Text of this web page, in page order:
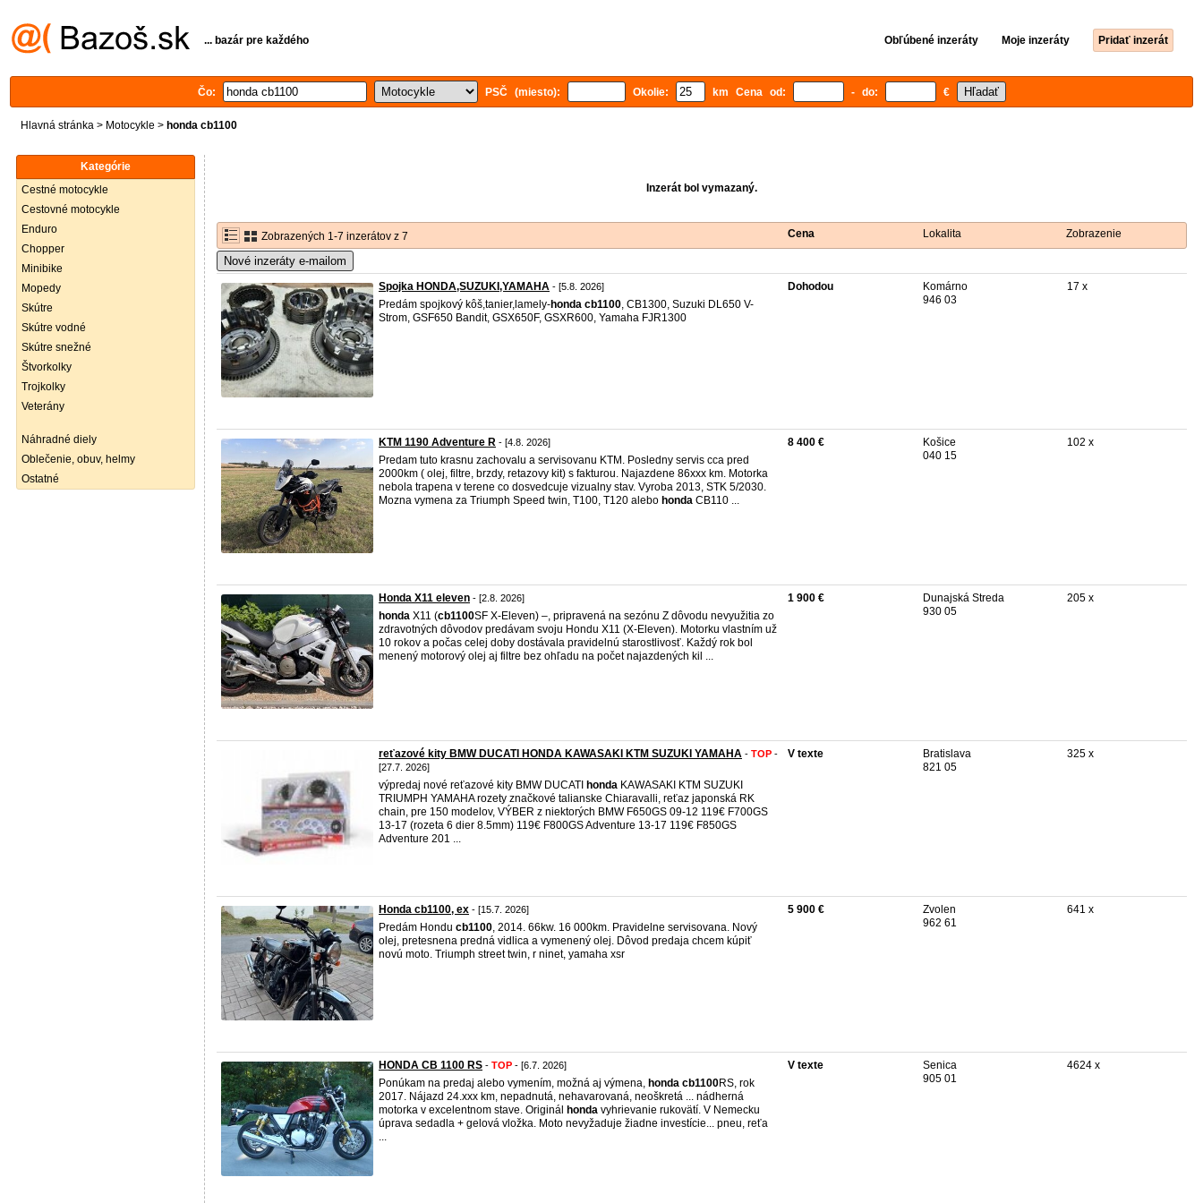
... bazár pre každého Obľúbené inzeráty Moje inzeráty Pridať inzerát
Čo: PSČ (miesto): Okolie: km Cena od: - do: €
Hlavná stránka > Motocykle > honda cb1100
Kategórie
Cestné motocykle
Cestovné motocykle
Enduro
Chopper
Minibike
Mopedy
Skútre
Skútre vodné
Skútre snežné
Štvorkolky
Trojkolky
Veterány
Náhradné diely
Oblečenie, obuv, helmy
Ostatné
Inzerát bol vymazaný.
Zobrazených 1-7 inzerátov z 7 Cena Lokalita Zobrazenie
Nové inzeráty e-mailom
Spojka HONDA,SUZUKI,YAMAHA - [5.8. 2026]
Predám spojkový kôš,tanier,lamely-honda cb1100, CB1300, Suzuki DL650 V-
Strom, GSF650 Bandit, GSX650F, GSXR600, Yamaha FJR1300
Dohodou
Komárno
946 03
17 x
KTM 1190 Adventure R - [4.8. 2026]
Predam tuto krasnu zachovalu a servisovanu KTM. Posledny servis cca pred
2000km ( olej, filtre, brzdy, retazovy kit) s fakturou. Najazdene 86xxx km. Motorka
nebola trapena v terene co dosvedcuje vizualny stav. Vyroba 2013, STK 5/2030.
Mozna vymena za Triumph Speed twin, T100, T120 alebo honda CB110 ...
8 400 €
Košice
040 15
102 x
Honda X11 eleven - [2.8. 2026]
honda X11 (cb1100SF X-Eleven) –, pripravená na sezónu Z dôvodu nevyužitia zo
zdravotných dôvodov predávam svoju Hondu X11 (X-Eleven). Motorku vlastním už
10 rokov a počas celej doby dostávala pravidelnú starostlivosť. Každý rok bol
menený motorový olej aj filtre bez ohľadu na počet najazdených kil ...
1 900 €
Dunajská Streda
930 05
205 x
reťazové kity BMW DUCATI HONDA KAWASAKI KTM SUZUKI YAMAHA - TOP -
[27.7. 2026]
výpredaj nové reťazové kity BMW DUCATI honda KAWASAKI KTM SUZUKI
TRIUMPH YAMAHA rozety značkové talianske Chiaravalli, reťaz japonská RK
chain, pre 150 modelov, VÝBER z niektorých BMW F650GS 09-12 119€ F700GS
13-17 (rozeta 6 dier 8.5mm) 119€ F800GS Adventure 13-17 119€ F850GS
Adventure 201 ...
V texte
Bratislava
821 05
325 x
Honda cb1100, ex - [15.7. 2026]
Predám Hondu cb1100, 2014. 66kw. 16 000km. Pravidelne servisovana. Nový
olej, pretesnena predná vidlica a vymenený olej. Dôvod predaja chcem kúpiť
novú moto. Triumph street twin, r ninet, yamaha xsr
5 900 €
Zvolen
962 61
641 x
HONDA CB 1100 RS - TOP - [6.7. 2026]
Ponúkam na predaj alebo vymením, možná aj výmena, honda cb1100RS, rok
2017. Nájazd 24.xxx km, nepadnutá, nehavarovaná, neoškretá ... nádherná
motorka v excelentnom stave. Originál honda vyhrievanie rukovätí. V Nemecku
úprava sedadla + gelová vložka. Moto nevyžaduje žiadne investície... pneu, reťa
...
V texte
Senica
905 01
4624 x